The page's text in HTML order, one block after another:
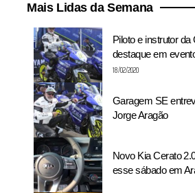
Mais Lidas da Semana
Piloto e instrutor
destaque em
18/02/2020
Garagem SE
Jorge Aragão
Novo Kia Cerato
esse sábado em